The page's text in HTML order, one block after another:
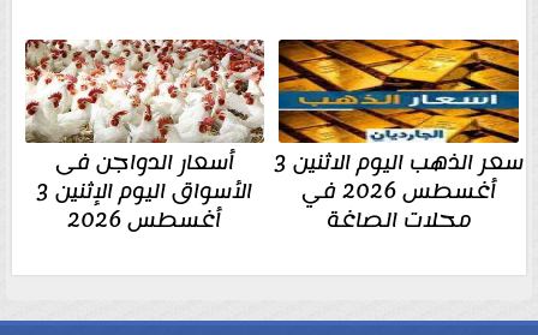
سعر الذهب اليوم الاثنين 3
أغسطس 2026 في
محلات الصاغة
أسعار الدواجن فى
الأسواق اليوم الإثنين 3
أغسطس 2026